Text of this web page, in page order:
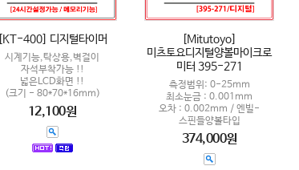
[KT-400] 디지털타이머
시계기능,탁상용,벽걸이
자석부착가능 !!
넓은LCD화면 !!
(크기 - 80*70*16mm)
12,100원
[Mitutoyo]
미츠토요디지털양볼마이크로
미터 395-271
측정범위: 0-25mm
최소눈금 : 0.001mm
오차 : 0.002mm / 엔빌-
스핀들양볼타입
374,000원